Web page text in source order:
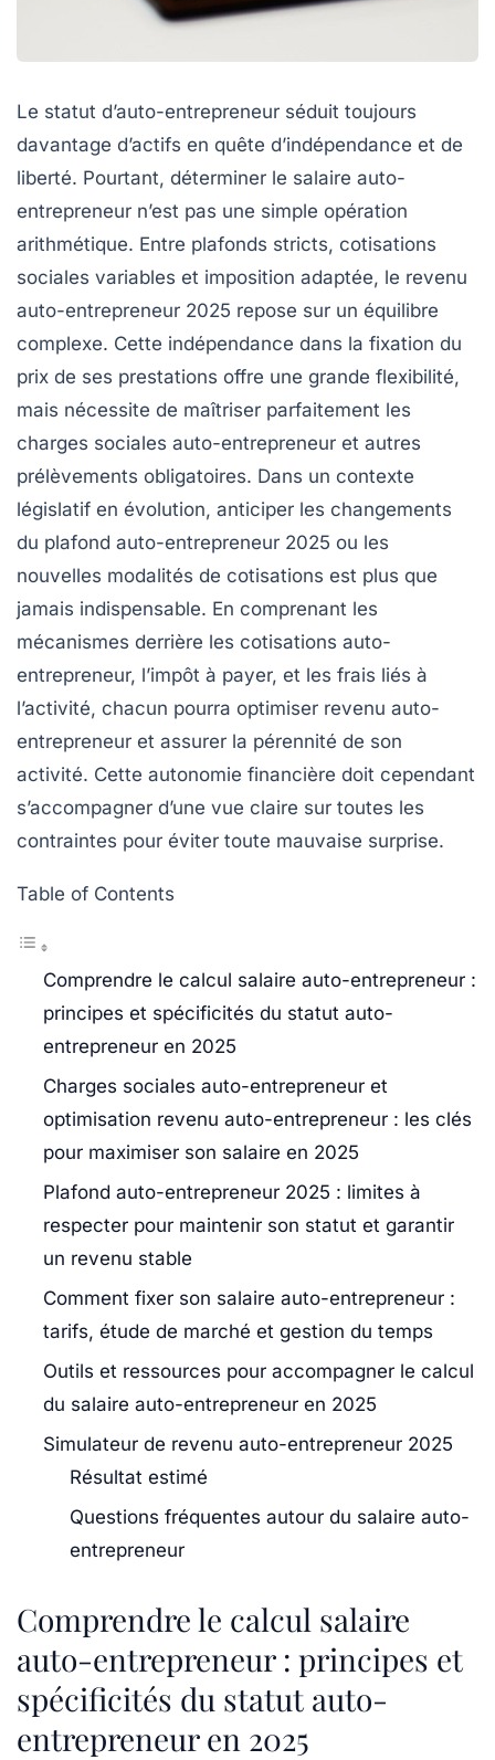
Le statut d’auto-entrepreneur séduit toujours
davantage d’actifs en quête d’indépendance et de
liberté. Pourtant, déterminer le salaire auto-
entrepreneur n’est pas une simple opération
arithmétique. Entre plafonds stricts, cotisations
sociales variables et imposition adaptée, le revenu
auto-entrepreneur 2025 repose sur un équilibre
complexe. Cette indépendance dans la fixation du
prix de ses prestations offre une grande flexibilité,
mais nécessite de maîtriser parfaitement les
charges sociales auto-entrepreneur et autres
prélèvements obligatoires. Dans un contexte
législatif en évolution, anticiper les changements
du plafond auto-entrepreneur 2025 ou les
nouvelles modalités de cotisations est plus que
jamais indispensable. En comprenant les
mécanismes derrière les cotisations auto-
entrepreneur, l’impôt à payer, et les frais liés à
l’activité, chacun pourra optimiser revenu auto-
entrepreneur et assurer la pérennité de son
activité. Cette autonomie financière doit cependant
s’accompagner d’une vue claire sur toutes les
contraintes pour éviter toute mauvaise surprise.
Table of Contents
Comprendre le calcul salaire auto-entrepreneur :
principes et spécificités du statut auto-
entrepreneur en 2025
Charges sociales auto-entrepreneur et
optimisation revenu auto-entrepreneur : les clés
pour maximiser son salaire en 2025
Plafond auto-entrepreneur 2025 : limites à
respecter pour maintenir son statut et garantir
un revenu stable
Comment fixer son salaire auto-entrepreneur :
tarifs, étude de marché et gestion du temps
Outils et ressources pour accompagner le calcul
du salaire auto-entrepreneur en 2025
Simulateur de revenu auto-entrepreneur 2025
Résultat estimé
Questions fréquentes autour du salaire auto-
entrepreneur
Comprendre le calcul salaire
auto-entrepreneur : principes et
spécificités du statut auto-
entrepreneur en 2025